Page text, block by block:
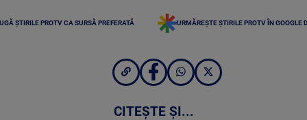
ȘTIRILE PROTV CA SURSĂ PREFERATĂ URMĂREȘTE ȘTIRILE PROTV ÎN GOOGLE
CITEȘTE ȘI...